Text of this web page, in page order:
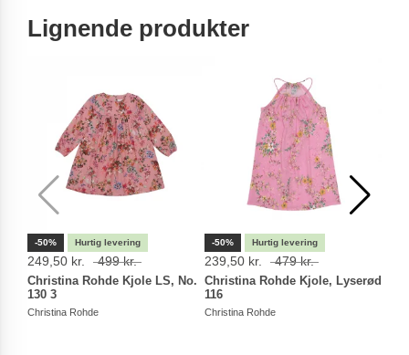
Lignende produkter
-50%
249,50 kr. 499 kr.
Christina Rohde Kjole LS, No.
130 3
Christina Rohde
-50%
239,50 kr. 479 kr.
Christina Rohde Kjole, Lyserød
116
Christina Rohde